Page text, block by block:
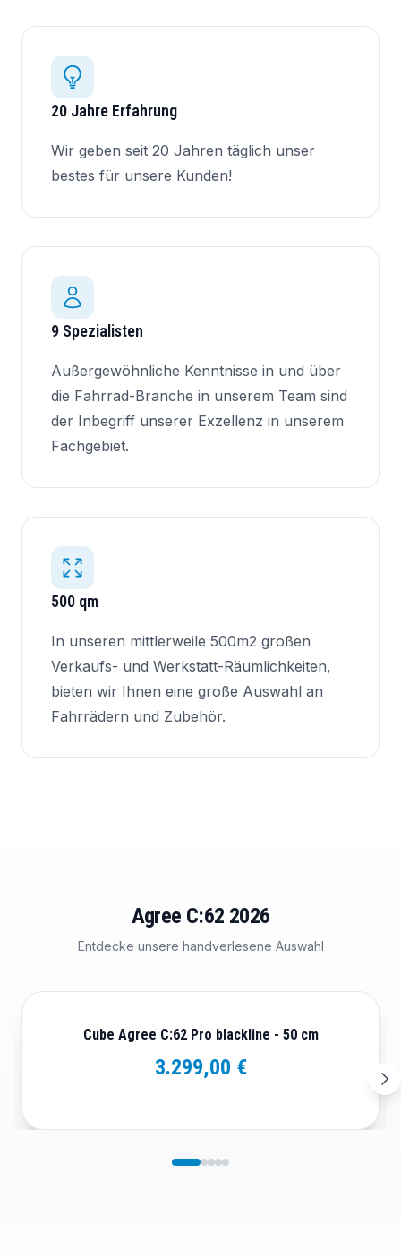
20 Jahre Erfahrung
Wir geben seit 20 Jahren täglich unser
bestes für unsere Kunden!
9 Spezialisten
Außergewöhnliche Kenntnisse in und über
die Fahrrad-Branche in unserem Team sind
der Inbegriff unserer Exzellenz in unserem
Fachgebiet.
500 qm
In unseren mittlerweile 500m2 großen
Verkaufs- und Werkstatt-Räumlichkeiten,
bieten wir Ihnen eine große Auswahl an
Fahrrädern und Zubehör.
Agree C:62 2026
Entdecke unsere handverlesene Auswahl
Cube Agree C:62 Pro blackline - 50 cm
3.299,00 €